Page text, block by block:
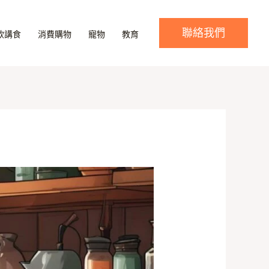
講食 消費購物 寵物 教育 聯絡我們